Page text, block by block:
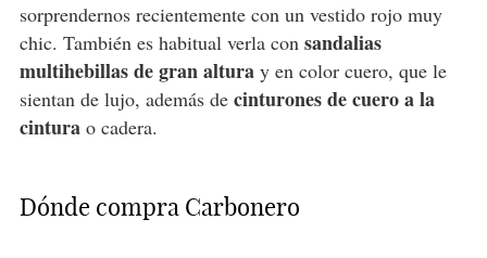
sorprendernos recientemente con un vestido rojo muy
chic. También es habitual verla con sandalias
multihebillas de gran alturay en color cuero, que le
sientan de lujo, además de cinturones de cuero a la
cinturao cadera.
Dónde compra Carbonero